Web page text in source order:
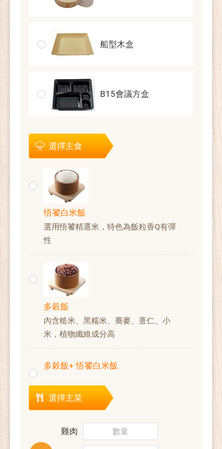
船型木盒
B15會議方盒
選擇主食
悟饕白米飯
選用悟饕精選米，特色為飯粒香Q有彈
性
多穀飯
內含糙米、黑糯米、蕎麥、薏仁、小
米，植物纖維成分高
多穀飯+ 悟饕白米飯
選擇主菜
雞肉